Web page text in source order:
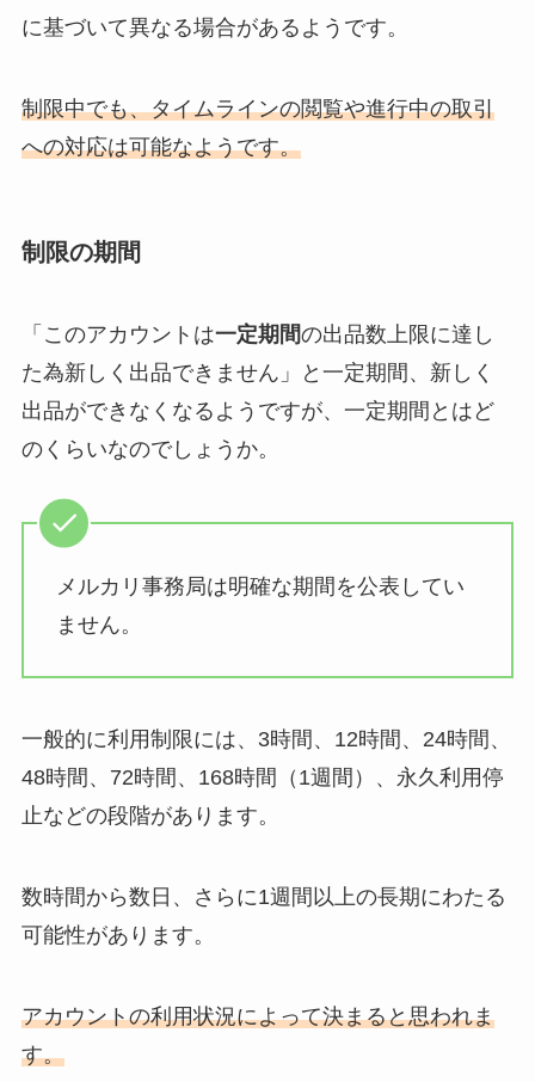
に基づいて異なる場合があるようです。
制限中でも、タイムラインの閲覧や進行中の取引
への対応は可能なようです。
制限の期間
「このアカウントは一定期間の出品数上限に達し
た為新しく出品できません」と一定期間、新しく
出品ができなくなるようですが、一定期間とはど
のくらいなのでしょうか。
メルカリ事務局は明確な期間を公表してい
ません。
一般的に利用制限には、3時間、12時間、24時間、
48時間、72時間、168時間（1週間）、永久利用停
止などの段階があります。
数時間から数日、さらに1週間以上の長期にわたる
可能性があります。
アカウントの利用状況によって決まると思われま
す。